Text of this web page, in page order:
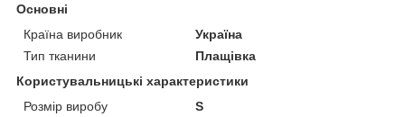
Основні
Країна виробник
Україна
Тип тканини
Плащівка
Користувальницькі характеристики
Розмір виробу
S